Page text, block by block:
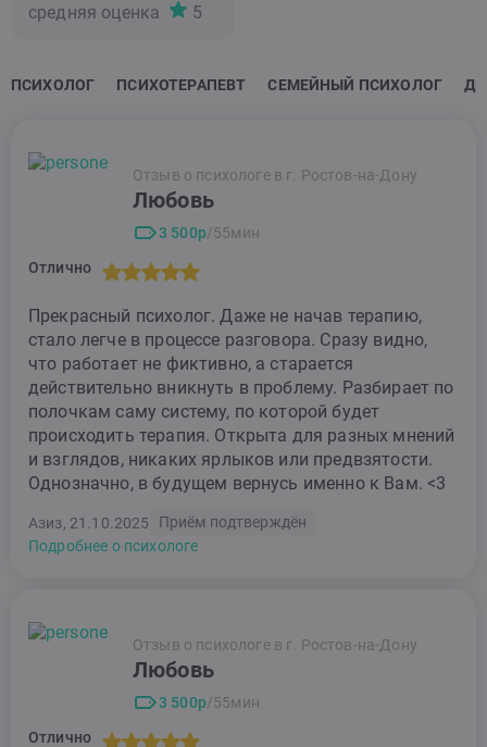
средняя оценка
5
ПСИХОЛОГ ПСИХОТЕРАПЕВТ СЕМЕЙНЫЙ ПСИХОЛОГ
Отзыв о психологе в г. Ростов-на-Дону
Любовь
3 500р/55мин
Отлично
Прекрасный психолог. Даже не начав терапию,
стало легче в процессе разговора. Сразу видно,
что работает не фиктивно, а старается
действительно вникнуть в проблему. Разбирает по
полочкам саму систему, по которой будет
происходить терапия. Открыта для разных мнений
и взглядов, никаких ярлыков или предвзятости.
Однозначно, в будущем вернусь именно к Вам. <3
Азиз, 21.10.2025
Приём подтверждён
Подробнее о психологе
Отзыв о психологе в г. Ростов-на-Дону
Любовь
3 500р/55мин
Отлично